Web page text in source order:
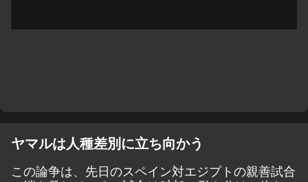
ヤマルは人種差別に立ち向かう
この論争は、先日のスペイン対エジプトの親善試合